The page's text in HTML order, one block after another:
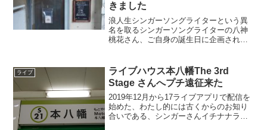
きました
浪人生シンガーソングライターという異
名を取るシンガーソングライターの八神
桃花さん、ご自身の誕生日に企画された
北沢Laguna八神桃花 presents....
ライブ
ライブハウス本八幡The 3rd
Stage さんへプチ遠征来た
2019年12月から17ライブアプリで配信を
始めた、わたし的には古くからのお知り
合いである、シンガーさんイチナナライ